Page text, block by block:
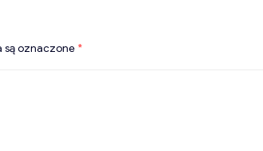
są oznaczone *